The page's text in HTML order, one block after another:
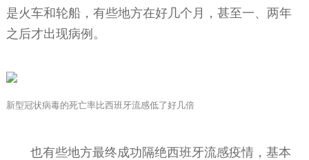
是火车和轮船，有些地方在好几个月，甚至一、两年
之后才出现病例。
新型冠状病毒的死亡率比西班牙流感低了好几倍
也有些地方最终成功隔绝西班牙流感疫情，基本